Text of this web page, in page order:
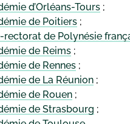
d’Orléans-Tours ;
de Poitiers ;
rectorat de Polynésie
de Reims ;
de Rennes ;
de La Réunion ;
de Rouen ;
de Strasbourg ;